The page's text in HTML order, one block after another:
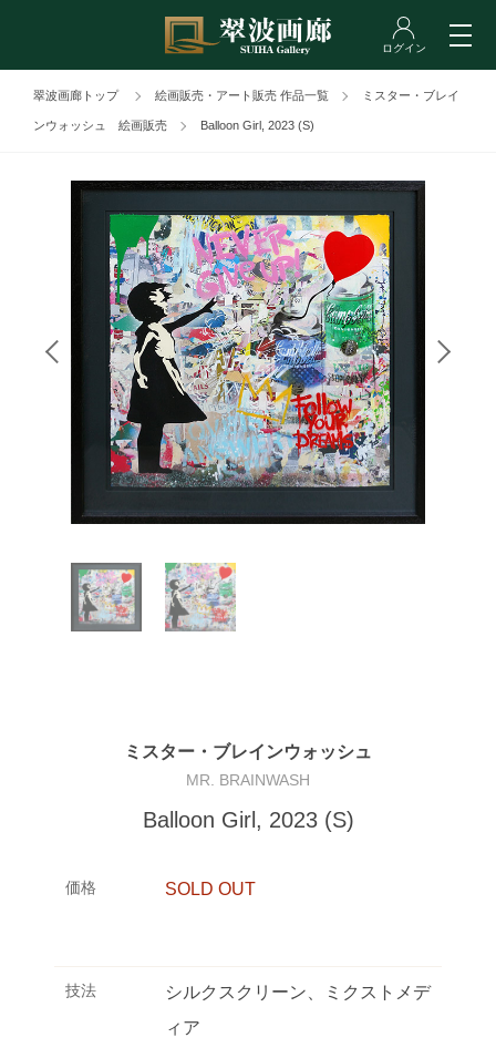
翠波画廊トップ 絵画販売・アート販売 作品一覧 ミスター・ブレイ
ンウォッシュ 絵画販売 Balloon Girl, 2023 (S)
ミスター・ブレインウォッシュ
MR. BRAINWASH
Balloon Girl, 2023 (S)
価格 SOLD OUT
技法
シルクスクリーン、ミクストメデ
ィア